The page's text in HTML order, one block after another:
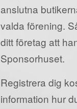
anslutna
valda förening.
ditt företag att
Sponsorhuset.
Registrera dig
information hur